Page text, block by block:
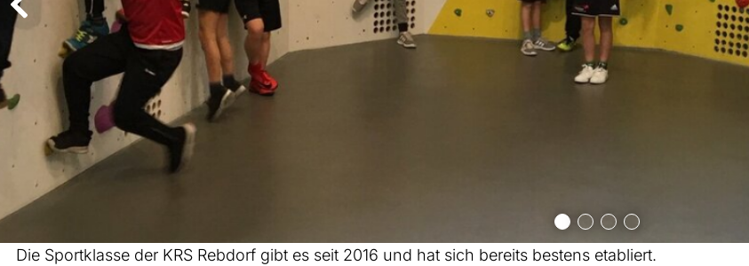
Die Sportklasse der KRS Rebdorf gibt es seit 2016 und hat sich bereits bestens etabliert.